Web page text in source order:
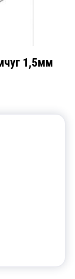
1,5мм